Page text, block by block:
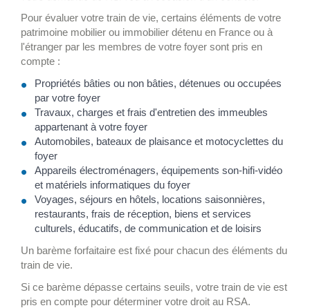
Pour évaluer votre train de vie, certains éléments de votre
patrimoine mobilier ou immobilier détenu en France ou à
l'étranger par les membres de votre foyer sont pris en
compte :
Propriétés bâties ou non bâties, détenues ou occupées
par votre foyer
Travaux, charges et frais d'entretien des immeubles
appartenant à votre foyer
Automobiles, bateaux de plaisance et motocyclettes du
foyer
Appareils électroménagers, équipements son-hifi-vidéo
et matériels informatiques du foyer
Voyages, séjours en hôtels, locations saisonnières,
restaurants, frais de réception, biens et services
culturels, éducatifs, de communication et de loisirs
Un barème forfaitaire est fixé pour chacun des éléments du
train de vie.
Si ce barème dépasse certains seuils, votre train de vie est
pris en compte pour déterminer votre droit au RSA.